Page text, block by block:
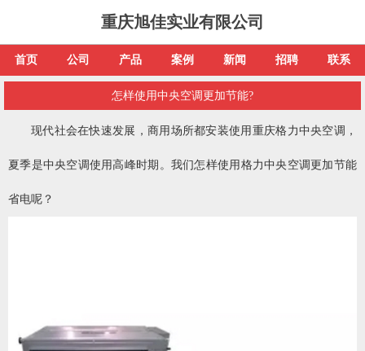
重庆旭佳实业有限公司
首页 公司 产品 案例 新闻 招聘 联系
怎样使用中央空调更加节能?
现代社会在快速发展，商用场所都安装使用重庆格力中央空调，
夏季是中央空调使用高峰时期。我们怎样使用格力中央空调更加节能
省电呢？